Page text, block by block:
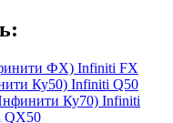
Infiniti FX
Infiniti Q50
Infiniti
QX50